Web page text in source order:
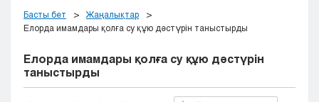
Актобе
Атырау
Караганда
Кокшетау
Басты бет
Жаңалықтар
Елорда имамдары қолға су құю дәстүрін таныстырды
Елорда имамдары қолға су құю дәстүрін
таныстырды